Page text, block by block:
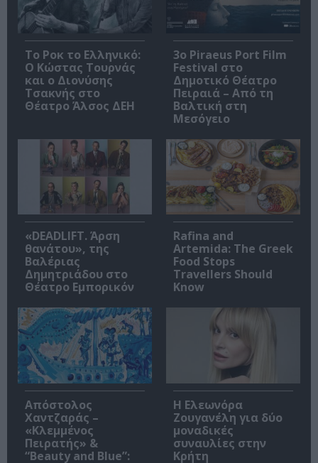
Το Ροκ το Ελληνικό:
Ο Κώστας Τουρνάς
και ο Διονύσης
Τσακνής στο
Θέατρο Άλσος ΔΕΗ
3o Piraeus Port Film
Festival στο
Δημοτικό Θέατρο
Πειραιά – Από τη
Βαλτική στη
Μεσόγειο
«DEADLIFT. Άρση
θανάτου», της
Βαλέριας
Δημητριάδου στο
Θέατρο Εμπορικόν
Rafina and
Artemida: The Greek
Food Stops
Travellers Should
Know
Απόστολος
Χαντζαράς –
«Κλεμμένος
Πειρατής» &
“Beauty and Blue”:
Η Ελεωνόρα
Ζουγανέλη για δύο
μοναδικές
συναυλίες στην
Κρήτη